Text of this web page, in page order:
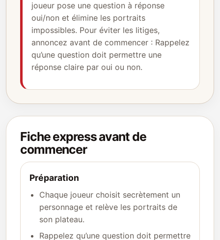
joueur pose une question à réponse
oui/non et élimine les portraits
impossibles. Pour éviter les litiges,
annoncez avant de commencer : Rappelez
qu’une question doit permettre une
réponse claire par oui ou non.
Fiche express avant de
commencer
Préparation
Chaque joueur choisit secrètement un
personnage et relève les portraits de
son plateau.
Rappelez qu’une question doit permettre